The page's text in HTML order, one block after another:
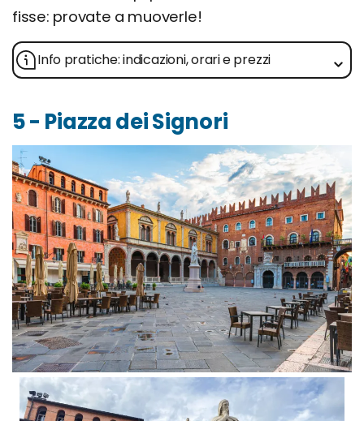
fisse: provate a muoverle!
Info pratiche: indicazioni, orari e prezzi
5 - Piazza dei Signori